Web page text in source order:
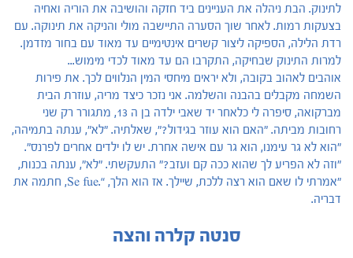
לתינוק. הבת ניהלה את העניינים ביד חזקה והושיבה את הוריה ואחיה
בצעקות רמות. לאחר שוך הסערה התיישבה מולי והניקה את תינוקה. עם
רדת הלילה, הספיקה ליצור קשרים אינטימיים עד מאוד עם בחור מזדמן.
למרות התינוק שבחיקה, התקרבו הם עד מאוד לכדי מימוש...
אוהבים לאהוב בקובה, ולא יראים מיחסי המין הנלווים לכך. את פירות
השמחה מקבלים בהבנה והשלמה. אני נזכר כיצד מריה, עוזרת הבית
מברקואה, סיפרה לי כלאחר יד שאבי ילדה בן ה 13, מתגורר רק שני
רחובות מביתה. "האם הוא עוזר בגידול?", שאלתיה. "לא", ענתה בתמיהה,
"הוא לא גר עימנו, הוא גר עם אישה אחרת. יש לו ילדים אחרים לפרנס".
"וזה לא הפריע לך שהוא ככה קם ועזב?" התעקשתי. "לא", ענתה בכנות,
"אמרתי לו שאם הוא רצה ללכת, שיילך. אז הוא הלך, “.Se fue, חתמה את
דבריה.
סנטה קלרה והצה